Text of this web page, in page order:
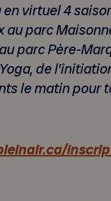
virtuel 4
au parc
parc Père-
de
le matin pour